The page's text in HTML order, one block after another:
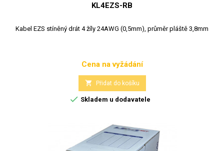
KL4EZS-RB
Kabel EZS stíněný drát 4 žíly 24AWG (0,5mm), průměr pláště 3,8mm
Cena
Cena na vyžádání
 Přidat do košíku
 Skladem u dodavatele